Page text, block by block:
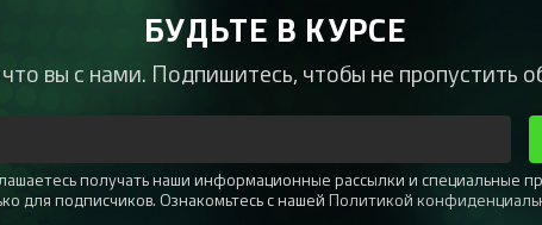
БУДЬТЕ В КУРСЕ
вы с нами. Подпишитесь, чтобы не пропустить
получать наши информационные рассылки и специальные
для подписчиков. Ознакомьтесь с нашей Политикой